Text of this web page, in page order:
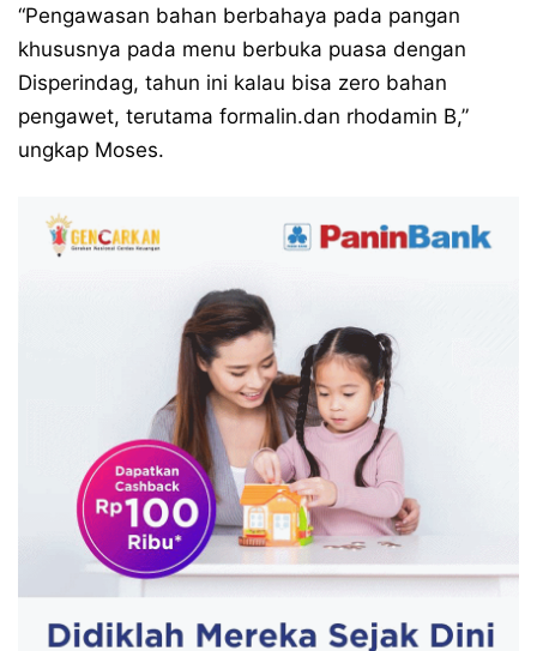
“Pengawasan bahan berbahaya pada pangan
khususnya pada menu berbuka puasa dengan
Disperindag, tahun ini kalau bisa zero bahan
pengawet, terutama formalin.dan rhodamin B,”
ungkap Moses.